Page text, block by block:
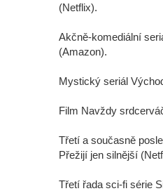
(Netflix).
Akčně-komediální
(Amazon).
Mystický seriál
Film Navždy
Třetí a současně
Přežijí jen silnější
Třetí řada sci-fi série